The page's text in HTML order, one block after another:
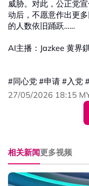
威胁。对此，公正党
动后，不愿意作出更
的人数依旧踊跃……
AI主播：Jazkee 黄界
#同心党 #申请 #入党
#发射热点 #84hotspot
🔴 更多新闻资讯看这
27/05/2026 18:15
相关新闻更多视频